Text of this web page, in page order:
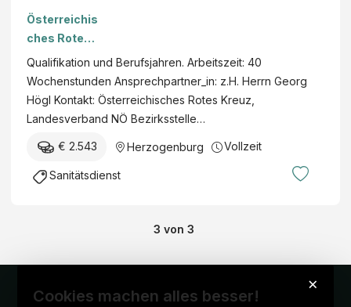
Sanitätsein
satzfahrer
befristet
(m/w/x),
VZ,
Herzogenb
urg
Österreichis
ches Rotes
Kreuz
Qualifikation und Berufsjahren. Arbeitszeit: 40
Wochenstunden Ansprechpartner_in: z.H. Herrn Georg
Högl Kontakt: Österreichisches Rotes Kreuz,
Landesverband NÖ Bezirksstelle…
€ 2.543 Herzogenburg Vollzeit
Sanitätsdienst
3 von 3
×
Cookies machen alles besser!